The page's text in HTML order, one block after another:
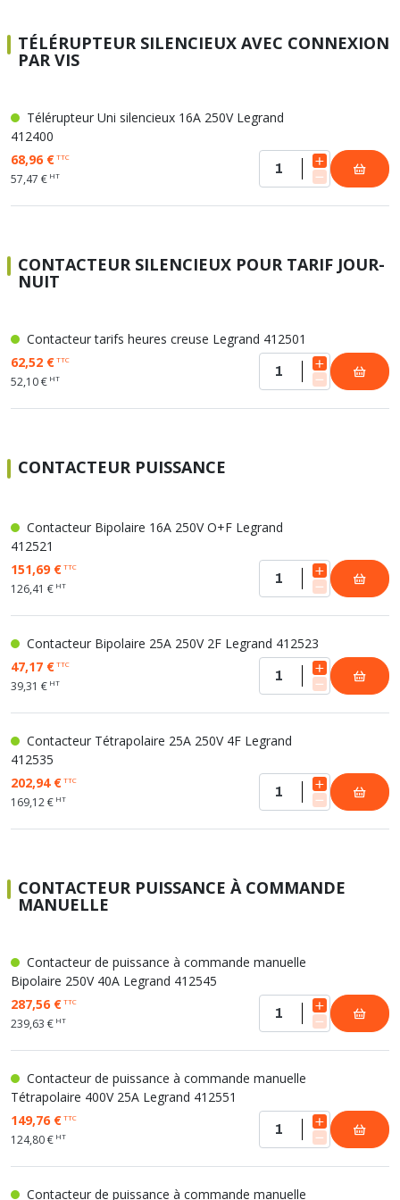
TÉLÉRUPTEUR SILENCIEUX AVEC CONNEXION
PAR VIS
Télérupteur Uni silencieux 16A 250V Legrand
412400
68,96 €TTC
57,47 € HT
CONTACTEUR SILENCIEUX POUR TARIF JOUR-
NUIT
Contacteur tarifs heures creuse Legrand 412501
62,52 €TTC
52,10 € HT
CONTACTEUR PUISSANCE
Contacteur Bipolaire 16A 250V O+F Legrand
412521
151,69 €TTC
126,41 € HT
Contacteur Bipolaire 25A 250V 2F Legrand 412523
47,17 €TTC
39,31 € HT
Contacteur Tétrapolaire 25A 250V 4F Legrand
412535
202,94 €TTC
169,12 € HT
CONTACTEUR PUISSANCE À COMMANDE
MANUELLE
Contacteur de puissance à commande manuelle
Bipolaire 250V 40A Legrand 412545
287,56 €TTC
239,63 € HT
Contacteur de puissance à commande manuelle
Tétrapolaire 400V 25A Legrand 412551
149,76 €TTC
124,80 € HT
Contacteur de puissance à commande manuelle